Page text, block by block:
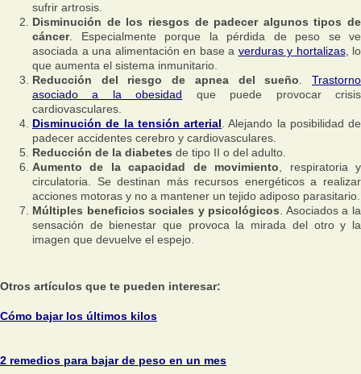
sufrir artrosis.
Disminución de los riesgos de padecer algunos tipos de
cáncer. Especialmente porque la pérdida de peso se ve
asociada a una alimentación en base a verduras y hortalizas, lo
que aumenta el sistema inmunitario.
Reducción del riesgo de apnea del sueño .Trastorno
asociado a la obesidad que puede provocar crisis
cardiovasculares.
Disminución de la tensión arterial . Alejando la posibilidad de
padecer accidentes cerebro y cardiovasculares.
Reducción de la diabetes de tipo II o del adulto.
Aumento de la capacidad de movimiento , respiratoria y
circulatoria. Se destinan más recursos energéticos a realizar
acciones motoras y no a mantener un tejido adiposo parasitario.
Múltiples beneficios sociales y psicológicos . Asociados a la
sensación de bienestar que provoca la mirada del otro y la
imagen que devuelve el espejo.
Otros artículos que te pueden interesar:
Cómo bajar los últimos kilos
2 remedios para bajar de peso en un mes